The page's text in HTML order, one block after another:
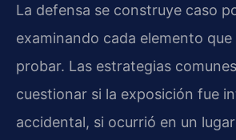
La defensa se construye caso
examinando cada elemento
probar. Las estrategias
cuestionar si la exposición fue
accidental, si ocurrió en un